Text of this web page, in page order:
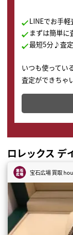
LINEでお手軽
まずは簡単に
最短5分♪査
いつも使ってい
査定ができちゃ
どこからでもす
ロレックス デ
宝石広場 買取